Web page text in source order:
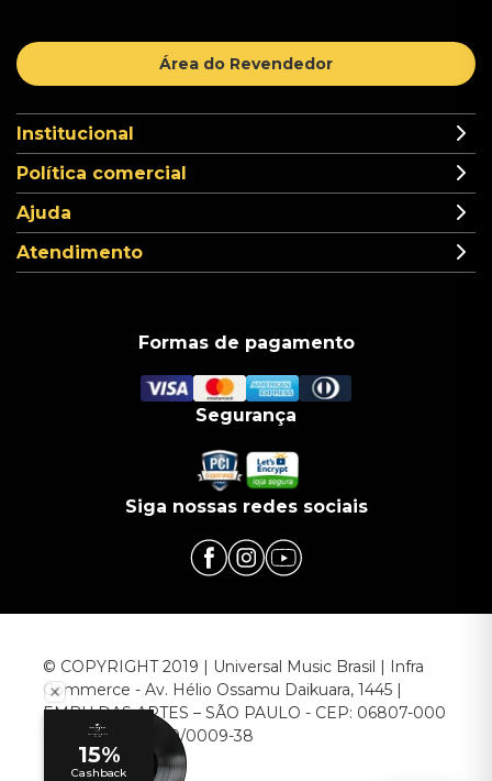
Área do Revendedor
Institucional
Política comercial
Ajuda
Atendimento
Formas de pagamento
Segurança
Siga nossas redes sociais
© COPYRIGHT 2019 | Universal Music Brasil | Infra
Commerce - Av. Hélio Ossamu Daikuara, 1445 |
EMBU DAS ARTES – SÃO PAULO - CEP: 06807-000
CNPJ: 00.952.789/0009-38